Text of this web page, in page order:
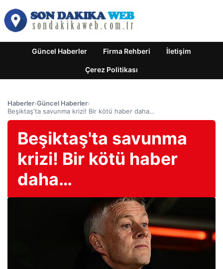
Güncel Haberler Firma Rehberi İletişim
Çerez Politikası
Haberler›Güncel Haberler›
Beşiktaş'ta savunma krizi! Bir kötü haber daha…
Beşiktaş'ta savunma
krizi! Bir kötü haber
daha…